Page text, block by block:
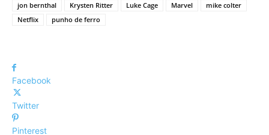
jon bernthal
Krysten Ritter Luke Cage Marvel
mike colter
Netflix
punho de ferro
Facebook
Twitter
Pinterest